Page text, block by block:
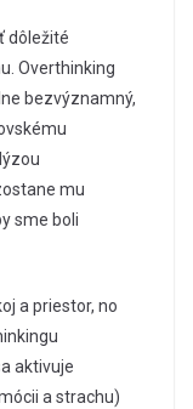
dôležité
Overthinking
bezvýznamný,
mu
sme boli
a priestor, no
aktivuje
a strachu)